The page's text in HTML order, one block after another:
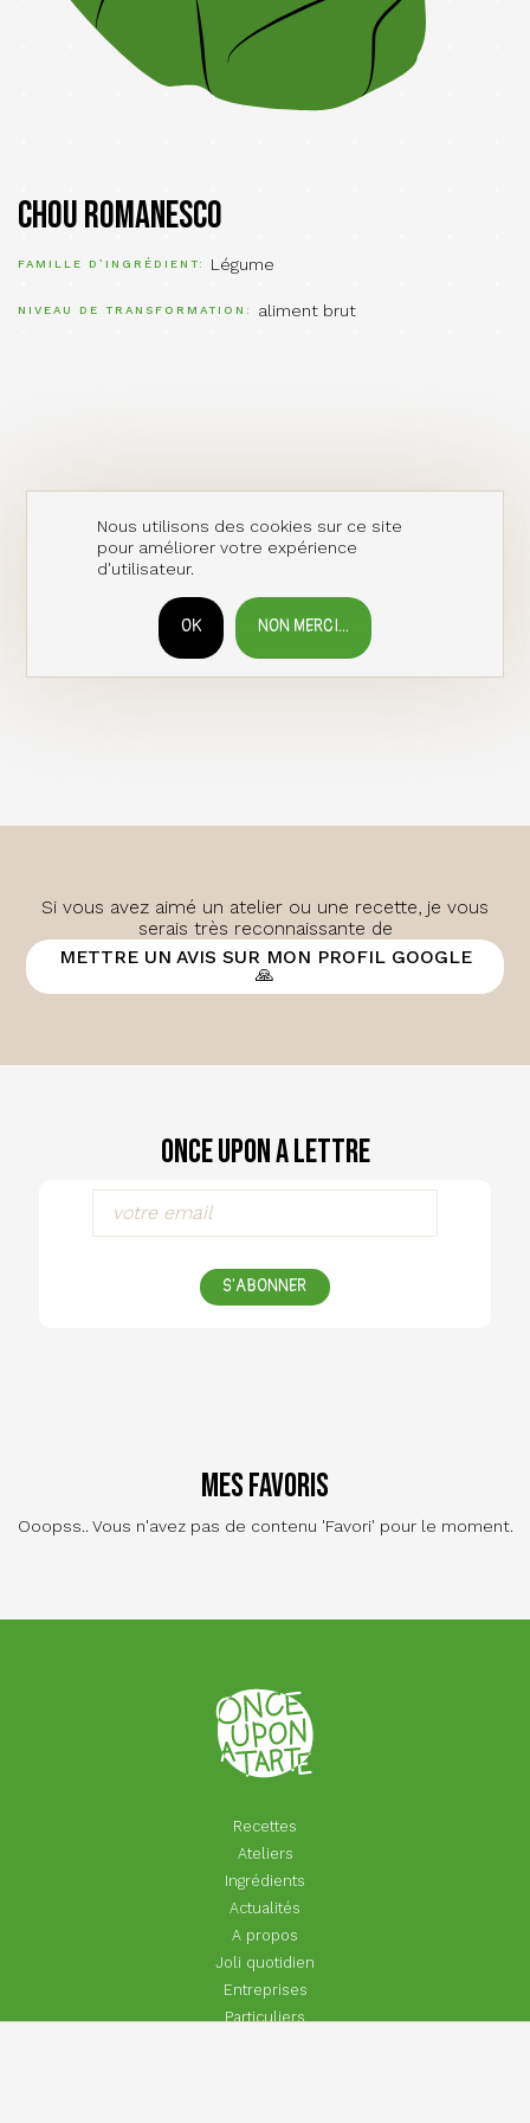
Chou romanesco
FAMILLE D’INGRÉDIENT Légume
NIVEAU DE TRANSFORMATION aliment brut
Si vous avez aimé un atelier ou une recette, je vous
serais très reconnaissante de
METTRE UN AVIS SUR MON PROFIL GOOGLE
🙏
Once Upon a Lettre
S'ABONNER
Mes favoris
Ooopss.. Vous n'avez pas de contenu 'Favori' pour le moment.
Recettes
Ateliers
Ingrédients
Actualités
A propos
Joli quotidien
Entreprises
Particuliers
Nous utilisons des cookies sur ce site
pour améliorer votre expérience
d'utilisateur.
NON MERCI...
OK
RETIRER LE CONSENTEMENT